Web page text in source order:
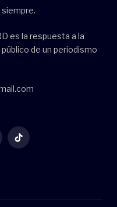
es la respuesta a la
de un periodismo
TikTok